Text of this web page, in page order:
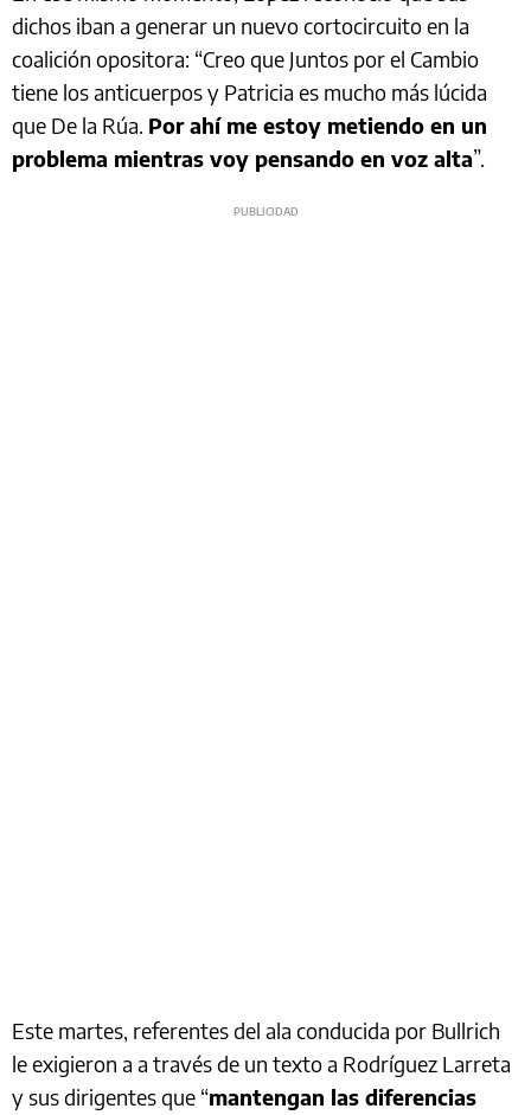
dichos iban a generar un nuevo cortocircuito en la
coalición opositora: “Creo que Juntos por el Cambio
tiene los anticuerpos y Patricia es mucho más lúcida
que De la Rúa. Por ahí me estoy metiendo en un
problema mientras voy pensando en voz alta”.
Este martes, referentes del ala conducida por Bullrich
le exigieron a a través de un texto a Rodríguez Larreta
y sus dirigentes que “mantengan las diferencias